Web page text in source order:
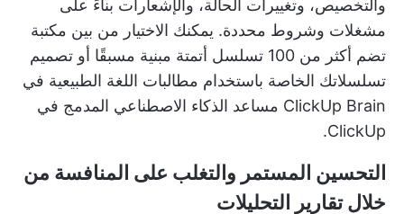
والتخصيص، وتغييرات الحالة، والإشعارات بناءً على
مشغلات وشروط محددة. يمكنك الاختيار من بين مكتبة
تضم أكثر من 100 تسلسل أتمتة مبنية مسبقًا أو تصميم
تسلسلاتك الخاصة باستخدام مطالبات اللغة الطبيعية في
ClickUp Brain مساعد الذكاء الاصطناعي المدمج في
ClickUp.
التحسين المستمر والتغلب على المنافسة من
خلال تقارير التحليلات